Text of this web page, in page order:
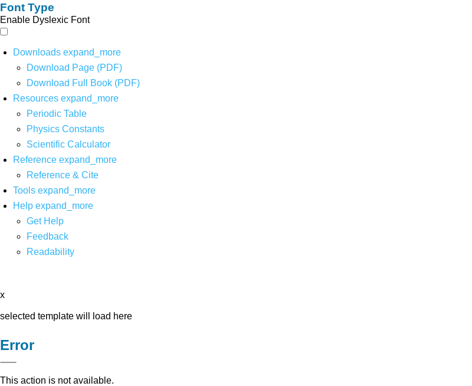
Font Type
Enable Dyslexic Font
Downloads expand_more
Download Page (PDF)
Download Full Book (PDF)
Resources expand_more
Periodic Table
Physics Constants
Scientific Calculator
Reference expand_more
Reference & Cite
Tools expand_more
Help expand_more
Get Help
Feedback
Readability
x
selected template will load here
Error
This action is not available.